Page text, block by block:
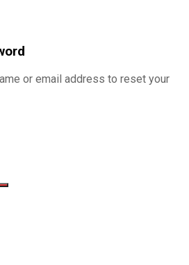
or email address to reset your